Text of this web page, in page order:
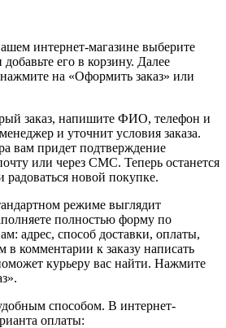
интернет-магазине выберите
его в корзину. Далее
на «Оформить заказ» или
заказ, напишите ФИО, телефон и
и уточнит условия заказа.
вам придет подтверждение
или через СМС. Теперь останется
радоваться новой покупке.
режиме выглядит
полностью форму по
адрес, способ доставки, оплаты,
в комментарии к заказу написать
курьеру вас найти. Нажмите
способом. В интернет-
оплаты: